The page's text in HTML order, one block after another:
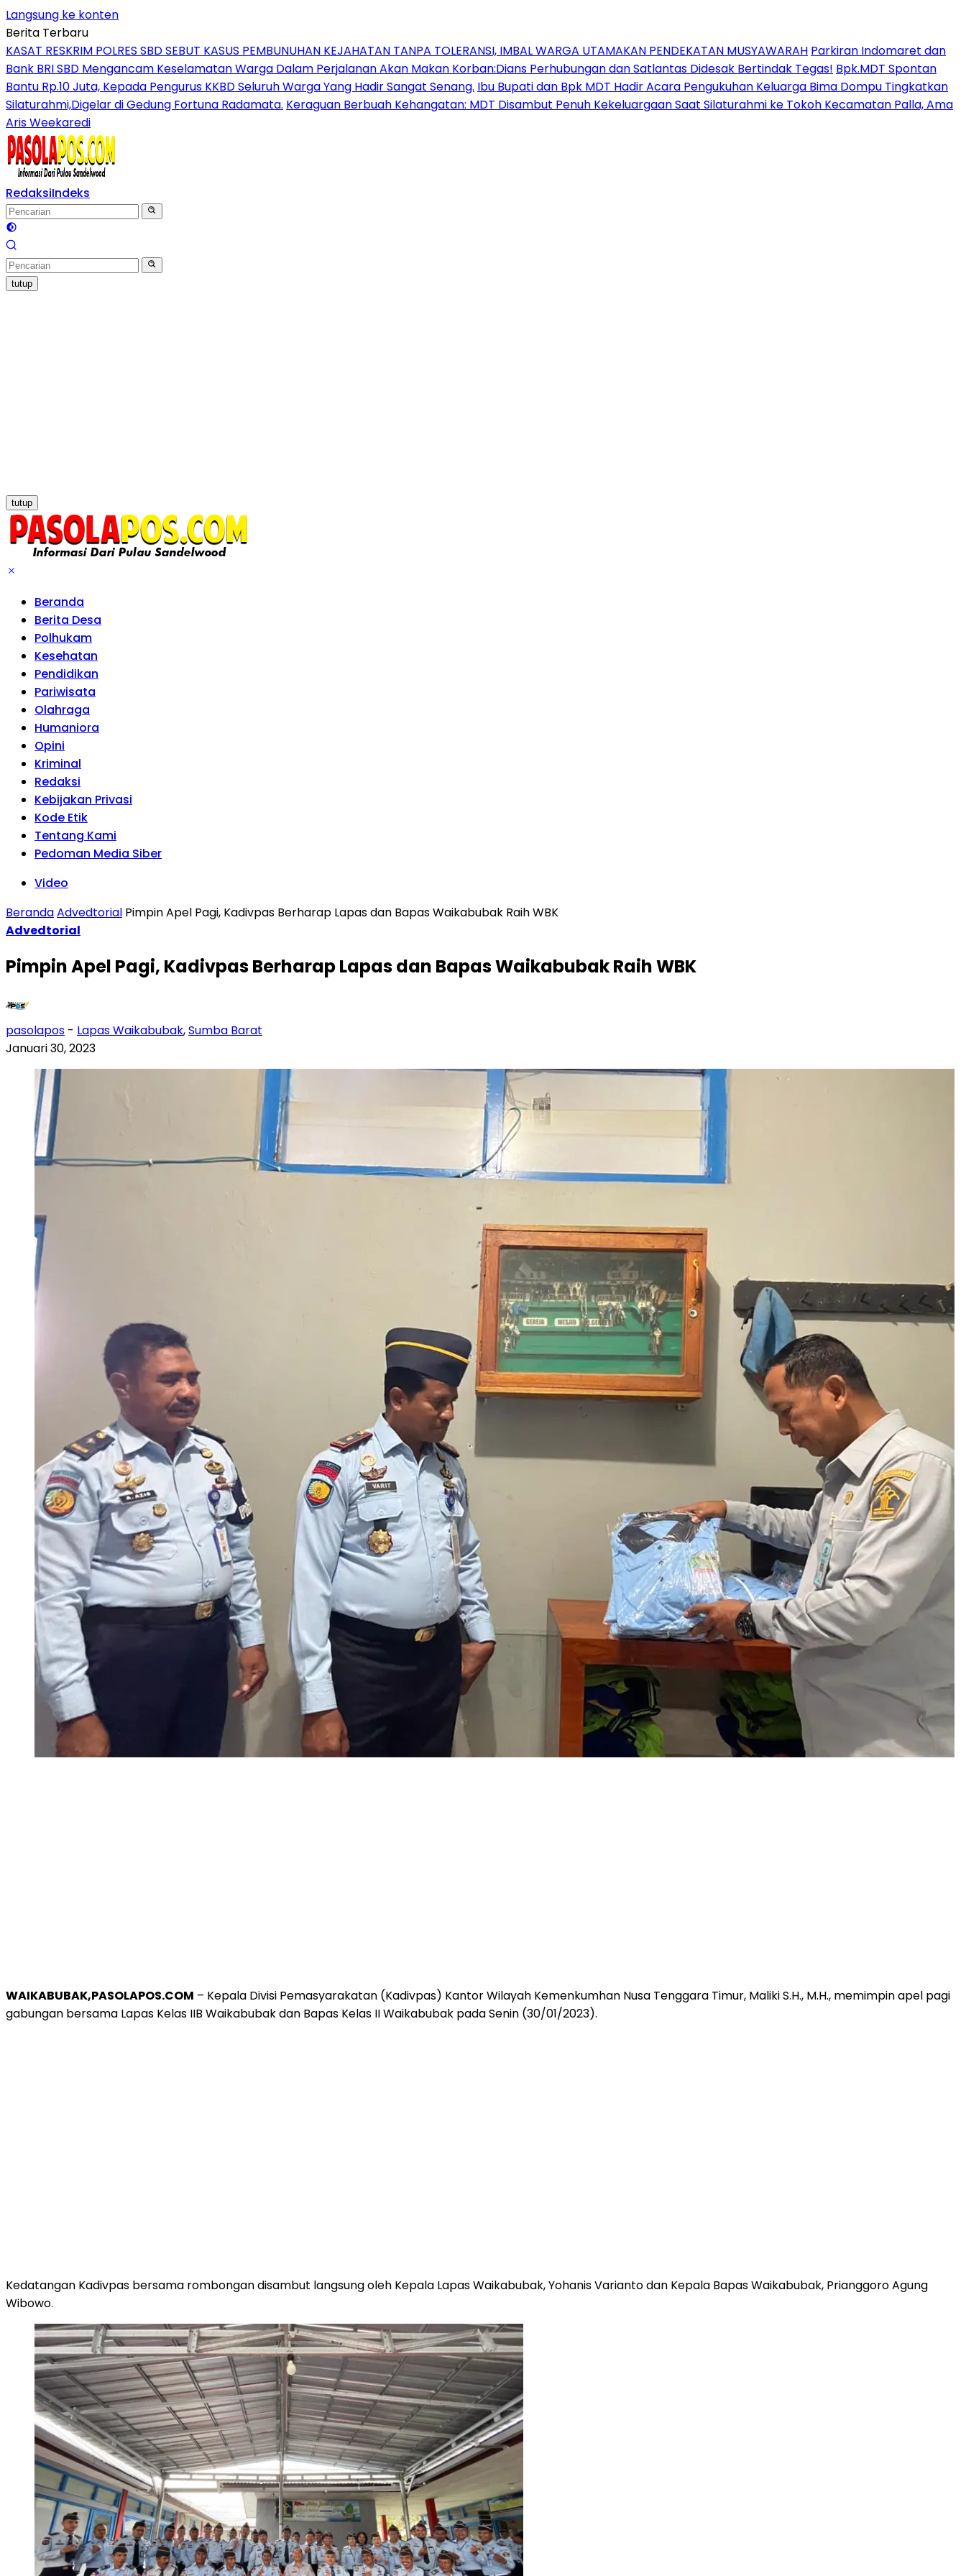
Langsung ke konten
Berita Terbaru
KASAT RESKRIM POLRES SBD SEBUT KASUS PEMBUNUHAN KEJAHATAN TANPA TOLERANSI, IMBAL WARGA UTAMAKAN PENDEKATAN MUSYAWARAH Parkiran Indomaret dan
Bank BRI SBD Mengancam Keselamatan Warga Dalam Perjalanan Akan Makan Korban:Dians Perhubungan dan Satlantas Didesak Bertindak Tegas! Bpk.MDT Spontan
Bantu Rp.10 Juta, Kepada Pengurus KKBD Seluruh Warga Yang Hadir Sangat Senang. Ibu Bupati dan Bpk MDT Hadir Acara Pengukuhan Keluarga Bima Dompu Tingkatkan
Silaturahmi,Digelar di Gedung Fortuna Radamata. Keraguan Berbuah Kehangatan: MDT Disambut Penuh Kekeluargaan Saat Silaturahmi ke Tokoh Kecamatan Palla, Ama
Aris Weekaredi
RedaksiIndeks
tutup
tutup
Beranda
Berita Desa
Polhukam
Kesehatan
Pendidikan
Pariwisata
Olahraga
Humaniora
Opini
Kriminal
Redaksi
Kebijakan Privasi
Kode Etik
Tentang Kami
Pedoman Media Siber
Video
BerandaAdvedtorial Pimpin Apel Pagi, Kadivpas Berharap Lapas dan Bapas Waikabubak Raih WBK
Advedtorial
Pimpin Apel Pagi, Kadivpas Berharap Lapas dan Bapas Waikabubak Raih WBK
pasolapos - Lapas Waikabubak,Sumba Barat
Januari 30, 2023
WAIKABUBAK,PASOLAPOS.COM – Kepala Divisi Pemasyarakatan (Kadivpas) Kantor Wilayah Kemenkumhan Nusa Tenggara Timur, Maliki S.H., M.H., memimpin apel pagi
gabungan bersama Lapas Kelas IIB Waikabubak dan Bapas Kelas II Waikabubak pada Senin (30/01/2023).
Kedatangan Kadivpas bersama rombongan disambut langsung oleh Kepala Lapas Waikabubak, Yohanis Varianto dan Kepala Bapas Waikabubak, Prianggoro Agung
Wibowo.